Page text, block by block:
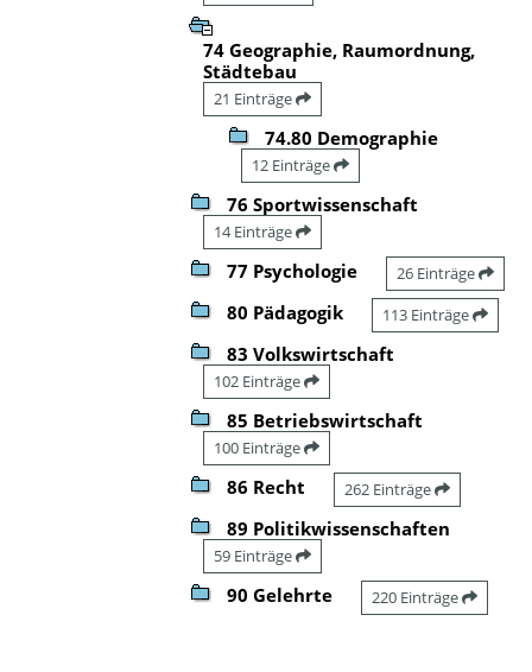
74 Geographie, Raumordnung,
Städtebau
21 Einträge
74.80 Demographie
12 Einträge
76 Sportwissenschaft
14 Einträge
77 Psychologie 26 Einträge
80 Pädagogik 113 Einträge
83 Volkswirtschaft
102 Einträge
85 Betriebswirtschaft
100 Einträge
86 Recht 262 Einträge
89 Politikwissenschaften
59 Einträge
90 Gelehrte 220 Einträge